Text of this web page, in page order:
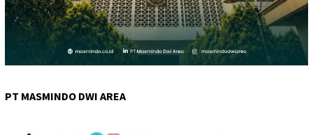
PT MASMINDO DWI AREA